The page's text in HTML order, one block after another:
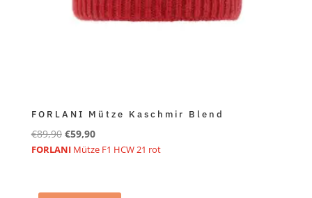
FORLANI Mütze Kaschmir Blend
€89,90 Ursprünglicher
Preis
€59,90Aktueller
Preis
FORLANI Mütze F1 HCW 21 rot